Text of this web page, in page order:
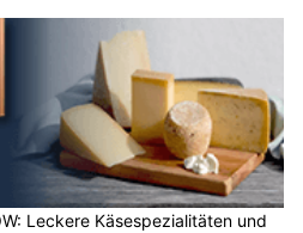
Leckere Käsespezialitäten und